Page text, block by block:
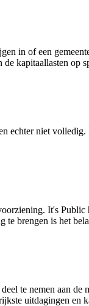
in of een
de kapitaallasten
echter niet
It's Public
te brengen is het
te nemen aan de
uitdagingen